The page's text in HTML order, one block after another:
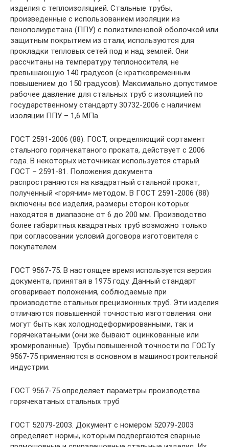
изделия с теплоизоляцией. Стальные трубы,
произведенные с использованием изоляции из
пенополиуретана (ППУ) с полиэтиленовой оболочкой или
защитным покрытием из стали, используются для
прокладки тепловых сетей под и над землей. Они
рассчитаны на температуру теплоносителя, не
превышающую 140 градусов (с кратковременным
повышением до 150 градусов). Максимально допустимое
рабочее давление для стальных труб с изоляцией по
государственному стандарту 30732-2006 с наличием
изоляции ППУ – 1,6 МПа.
ГОСТ 2591-2006 (88). ГОСТ, определяющий сортамент
стального горячекатаного проката, действует с 2006
года. В некоторых источниках используется старый
ГОСТ – 2591-81. Положения документа
распространяются на квадратный стальной прокат,
полученный «горячим» методом. В ГОСТ 2591-2006 (88)
включены все изделия, размеры сторон которых
находятся в диапазоне от 6 до 200 мм. Производство
более габаритных квадратных труб возможно только
при согласовании условий договора изготовителя с
покупателем.
ГОСТ 9567-75. В настоящее время используется версия
документа, принятая в 1975 году. Данный стандарт
оговаривает положения, соблюдаемые при
производстве стальных прецизионных труб. Эти изделия
отличаются повышенной точностью изготовления: они
могут быть как холоднодеформированными, так и
горячекатаными (они же бывают оцинкованные или
хромированные). Трубы повышенной точности по ГОСТу
9567-75 применяются в основном в машиностроительной
индустрии.
ГОСТ 9567-75 определяет параметры производства
горячекатаных стальных труб
ГОСТ 52079-2003. Документ с номером 52079-2003
определяет нормы, которым подвергаются сварные